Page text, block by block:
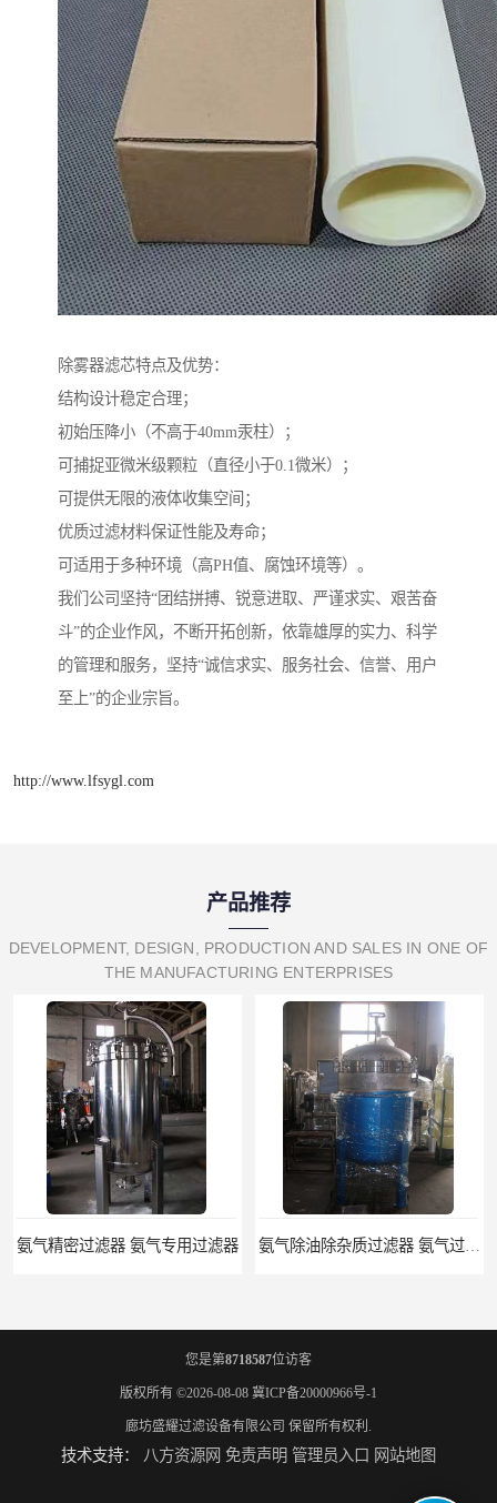
除雾器滤芯特点及优势：
结构设计稳定合理；
初始压降小（不高于40mm汞柱）；
可捕捉亚微米级颗粒（直径小于0.1微米）；
可提供无限的液体收集空间；
优质过滤材料保证性能及寿命；
可适用于多种环境（高PH值、腐蚀环境等）。
我们公司坚持“团结拼搏、锐意进取、严谨求实、艰苦奋
斗”的企业作风，不断开拓创新，依靠雄厚的实力、科学
的管理和服务，坚持“诚信求实、服务社会、信誉、用户
至上”的企业宗旨。
http://www.lfsygl.com
产品推荐
DEVELOPMENT, DESIGN, PRODUCTION AND SALES IN ONE OF
THE MANUFACTURING ENTERPRISES
氨气精密过滤器 氨气专用过滤器
您是第8718587位访客
版权所有 ©2026-08-08 冀ICP备20000966号-1
廊坊盛耀过滤设备有限公司 保留所有权利.
技术支持： 八方资源网 免责声明 管理员入口 网站地图